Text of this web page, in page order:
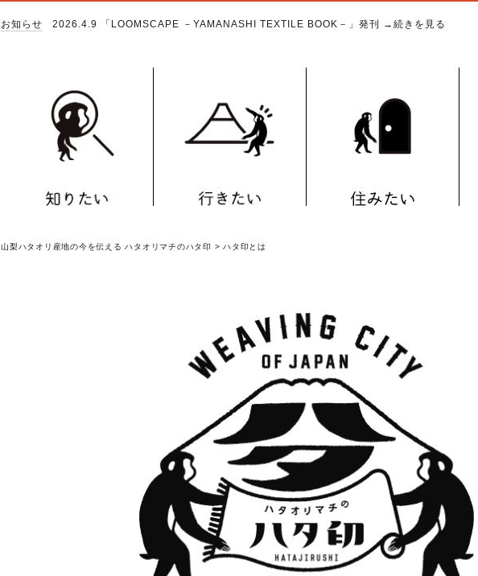
お知らせ 2026.4.9 「LOOMSCAPE －YAMANASHI TEXTILE BOOK－」発刊 →続きを見る
ものづくりの裏側を地元の若者が紹介しています
山梨ハタオリ産地の織物の特徴 織物ができるま
｜毎月第３土曜日｜氷室どよう市
｜MOVIE｜織物にまつわる工場見学の動画集 産地のイベントのお知らせ / 過去のイベントレポート ハタオリマチま
ふじよしだ定住促進センター
織物に関するインターン情報はこちら 起業、移住の
織物工場の連絡先一覧
山梨県産業技術センター 山梨県絹人繊織
山梨ハタオリ産地の今を伝える ハタオリマチのハタ印 > ハタ印とは